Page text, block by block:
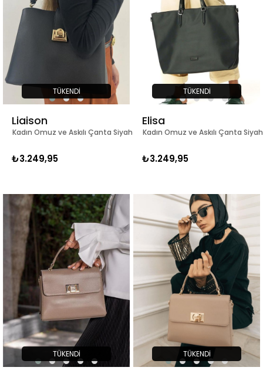
TÜKENDI
Kadın Omuz ve Askılı Çanta Siyah
Liaison
₺3.249,95
TÜKENDI
Kadın Omuz ve Askılı Çanta Siyah
Elisa
₺3.249,95
TÜKENDI TÜKENDI